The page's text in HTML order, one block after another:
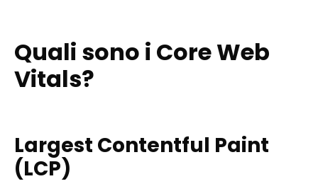
Quali sono i Core Web
Vitals?
Largest Contentful Paint
(LCP)